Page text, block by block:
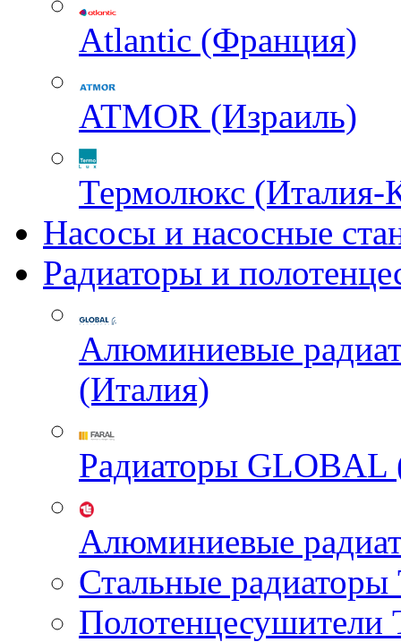
Atlantic (Франция)
ATMOR (Израиль)
Термолюкс (Италия-
Насосы и насосные
Радиаторы и
Алюминиевые
(Италия)
Радиаторы GLOBAL
Алюминиевые
Стальные